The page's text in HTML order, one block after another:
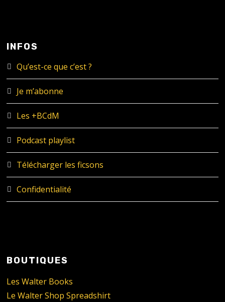
INFOS
Qu’est-ce que c’est ?
Je m’abonne
Les +BCdM
Podcast playlist
Télécharger les ficsons
Confidentialité
BOUTIQUES
Les Walter Books
Le Walter Shop Spreadshirt